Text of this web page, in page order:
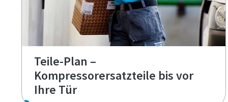
Teile-Plan –
Kompressorersatzteile bis vor
Ihre Tür